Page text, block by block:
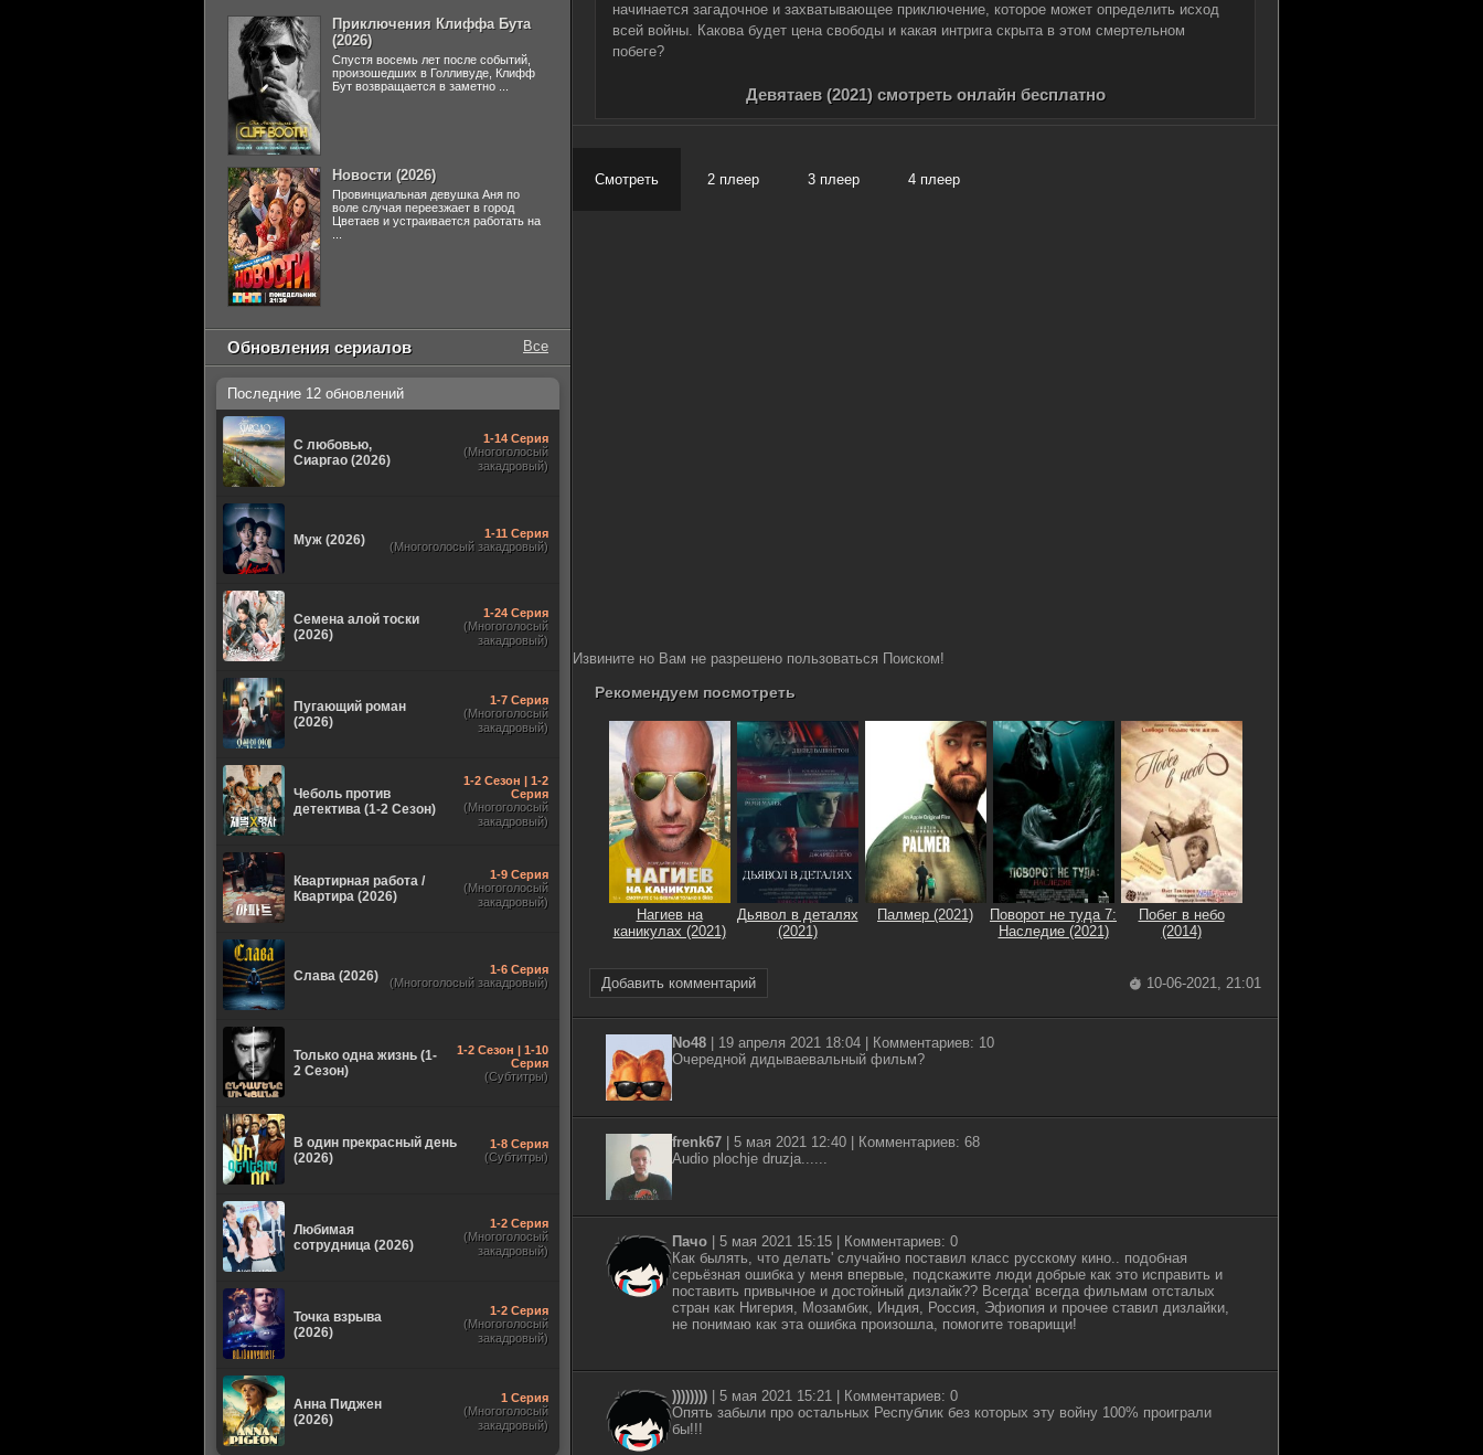
начинается загадочное и захватывающее приключение, которое может определить исход
всей войны. Какова будет цена свободы и какая интрига скрыта в этом смертельном
побеге?
Девятаев (2021) смотреть онлайн бесплатно
Смотреть 2 плеер 3 плеер 4 плеер
Извините но Вам не разрешено пользоваться Поиском!
Рекомендуем посмотреть
Нагиев на
каникулах (2021)
Дьявол в деталях
(2021)
Палмер (2021)
Поворот не туда 7:
Наследие (2021)
Побег в небо
(2014)
Добавить комментарий 10-06-2021, 21:01
No48 19 апреля 2021 18:04
| Комментариев: 10
Очередной дидываевальный фильм?
frenk67 5 мая 2021 12:40
| Комментариев: 68
Audio plochje druzja......
Пачо 5 мая 2021 15:15
| Комментариев: 0
Как былять, что делать' случайно поставил класс русскому кино.. подобная
серьёзная ошибка у меня впервые, подскажите люди добрые как это исправить и
поставить привычное и достойный дизлайк?? Всегда' всегда фильмам отсталых
стран как Нигерия, Мозамбик, Индия, Россия, Эфиопия и прочее ставил дизлайки,
не понимаю как эта ошибка произошла, помогите товарищи!
)))))))) 5 мая 2021 15:21
| Комментариев: 0
Опять забыли про остальных Республик без которых эту войну 100% проиграли
бы!!!
Приключения Клиффа Бута
(2026)
Спустя восемь лет после событий,
произошедших в Голливуде, Клифф
Бут возвращается в заметно ...
Новости (2026)
Провинциальная девушка Аня по
воле случая переезжает в город
Цветаев и устраивается работать на
Обновления сериалов Все
Последние 12 обновлений
С любовью,
Сиаргао (2026)
1-14 Серия
(Многоголосый
закадровый)
Муж (2026)
1-11 Серия
(Многоголосый закадровый)
Семена алой тоски
(2026)
1-24 Серия
(Многоголосый
закадровый)
Пугающий роман
(2026)
1-7 Серия
(Многоголосый
закадровый)
Чеболь против
детектива (1-2 Сезон)
1-2 Сезон | 1-2
Серия
(Многоголосый
закадровый)
Квартирная работа /
Квартира (2026)
1-9 Серия
(Многоголосый
закадровый)
Слава (2026)
1-6 Серия
(Многоголосый закадровый)
Только одна жизнь (1-
2 Сезон)
1-2 Сезон | 1-10
Серия
(Субтитры)
В один прекрасный день
(2026)
1-8 Серия
(Субтитры)
Любимая
сотрудница (2026)
1-2 Серия
(Многоголосый
закадровый)
Точка взрыва
(2026)
1-2 Серия
(Многоголосый
закадровый)
Анна Пиджен
(2026)
1 Серия
(Многоголосый
закадровый)